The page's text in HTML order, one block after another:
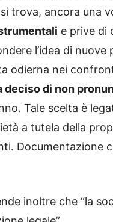
trova, ancora una
e prive di
l’idea di nuove
odierna nei
deciso di non
Tale scelta è
a tutela della
Documentazione
inoltre che “la